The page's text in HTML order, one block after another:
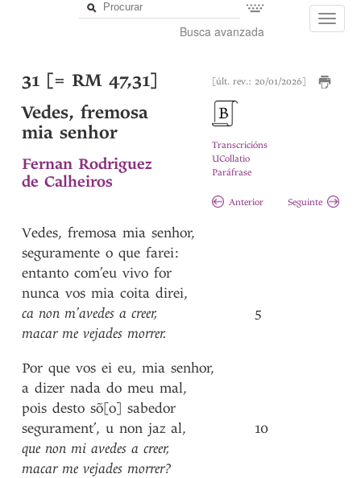
Busca avanzada
[últ. rev.: 20/01/2026]
Transcricións
UCollatio
Paráfrase
Anterior Seguinte
31 [= RM 47,31]
Vedes, fremosa
mia senhor
Fernan Rodriguez
de Calheiros
Vedes, fremosa mia senhor,
seguramente o que farei:
entanto com’eu vivo for
nunca vos mia coita direi,
ca non m’avedes a creer,
macar me vejades morrer.
Por que vos ei eu, mia senhor,
a dizer nada do meu mal,
pois desto sõ[o] sabedor
segurament’, u non jaz al,
que non mi avedes a creer,
macar me vejades morrer?
5
10